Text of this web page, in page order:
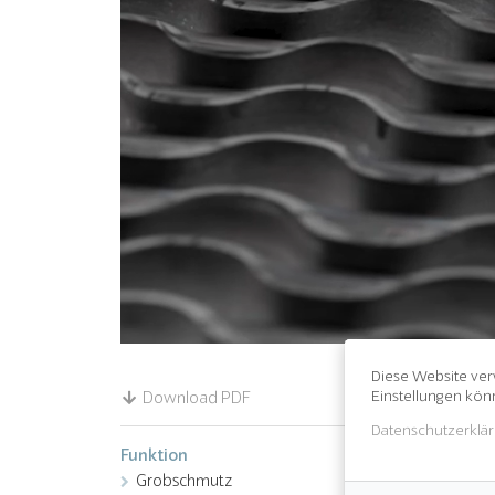
Download PDF
Funktion
Grobschmutz
Diese Website
Einstellungen